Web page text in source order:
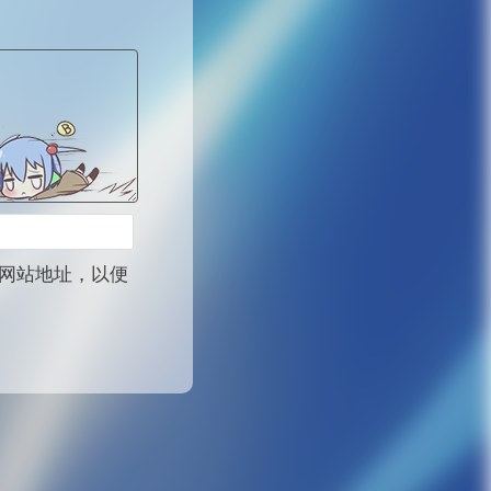
站地址，以便